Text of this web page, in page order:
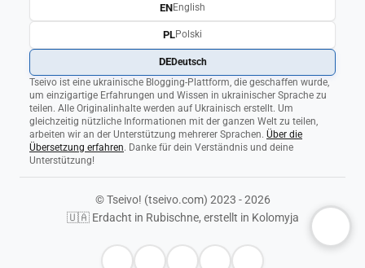
Tseivo ist eine ukrainische Blogging-Plattform, die geschaffen wurde,
um einzigartige Erfahrungen und Wissen in ukrainischer Sprache zu
teilen. Alle Originalinhalte werden auf Ukrainisch erstellt. Um
gleichzeitig nützliche Informationen mit der ganzen Welt zu teilen,
arbeiten wir an der Unterstützung mehrerer Sprachen. Über die
Übersetzung erfahren. Danke für dein Verständnis und deine
Unterstützung!
ENEnglish
PLPolski
DEDeutsch
© Tseivo! (tseivo.com) 2023 - 2026
🇺🇦 Erdacht in Rubischne, erstellt in Kolomyja